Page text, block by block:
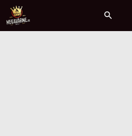
Hoppa
innehåll
Sök
Global
100
hörn